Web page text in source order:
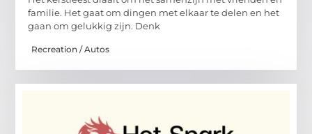
familie. Het gaat om dingen met elkaar te delen en het
gaan om gelukkig zijn. Denk
Recreation / Autos